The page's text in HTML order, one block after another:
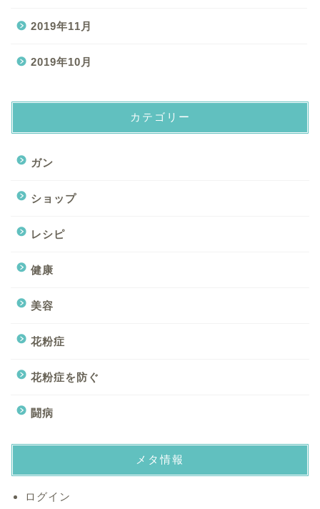
2019年11月
2019年10月
カテゴリー
ガン
ショップ
レシピ
健康
美容
花粉症
花粉症を防ぐ
闘病
メタ情報
ログイン
健康